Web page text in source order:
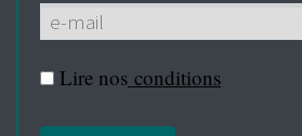
Lire nos conditions